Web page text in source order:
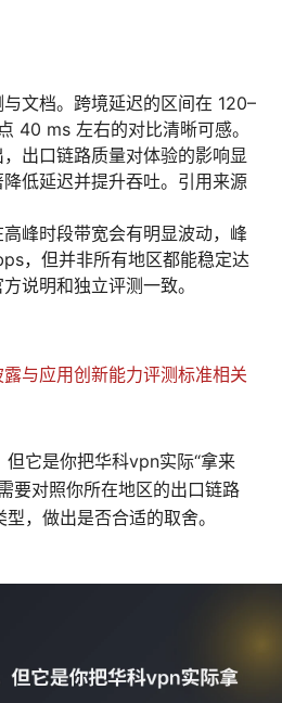
文档。跨境延迟的区间在 120–
40 ms 左右的对比清晰可感。
出口链路质量对体验的影响显
低延迟并提升吞吐。引用来源
峰时段带宽会有明显波动，峰
，但并非所有地区都能稳定达
说明和独立评测一致。
与应用创新能力评测标准相关
但它是你把华科vpn实际“拿来
要对照你所在地区的出口链路
，做出是否合适的取舍。